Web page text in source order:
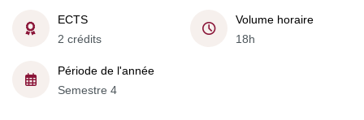
ECTS
2 crédits
Volume horaire
18h
Période de l'année
Semestre 4